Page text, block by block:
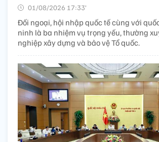
01/08/2026 17:33’
Đối ngoại, hội nhập quốc tế cùng với
ninh là ba nhiệm vụ trọng yếu, thường
nghiệp xây dựng và bảo vệ Tổ quốc.